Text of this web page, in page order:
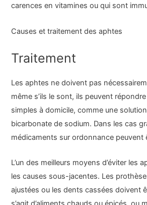
carences en vitamines ou qui sont
Causes et traitement des aphtes
Traitement
Les aphtes ne doivent pas
même s’ils le sont, ils peuvent
simples à domicile, comme une solution
bicarbonate de sodium. Dans les cas
médicaments sur ordonnance peuvent
L’un des meilleurs moyens d’éviter les
les causes sous-jacentes. Les
ajustées ou les dents cassées doivent